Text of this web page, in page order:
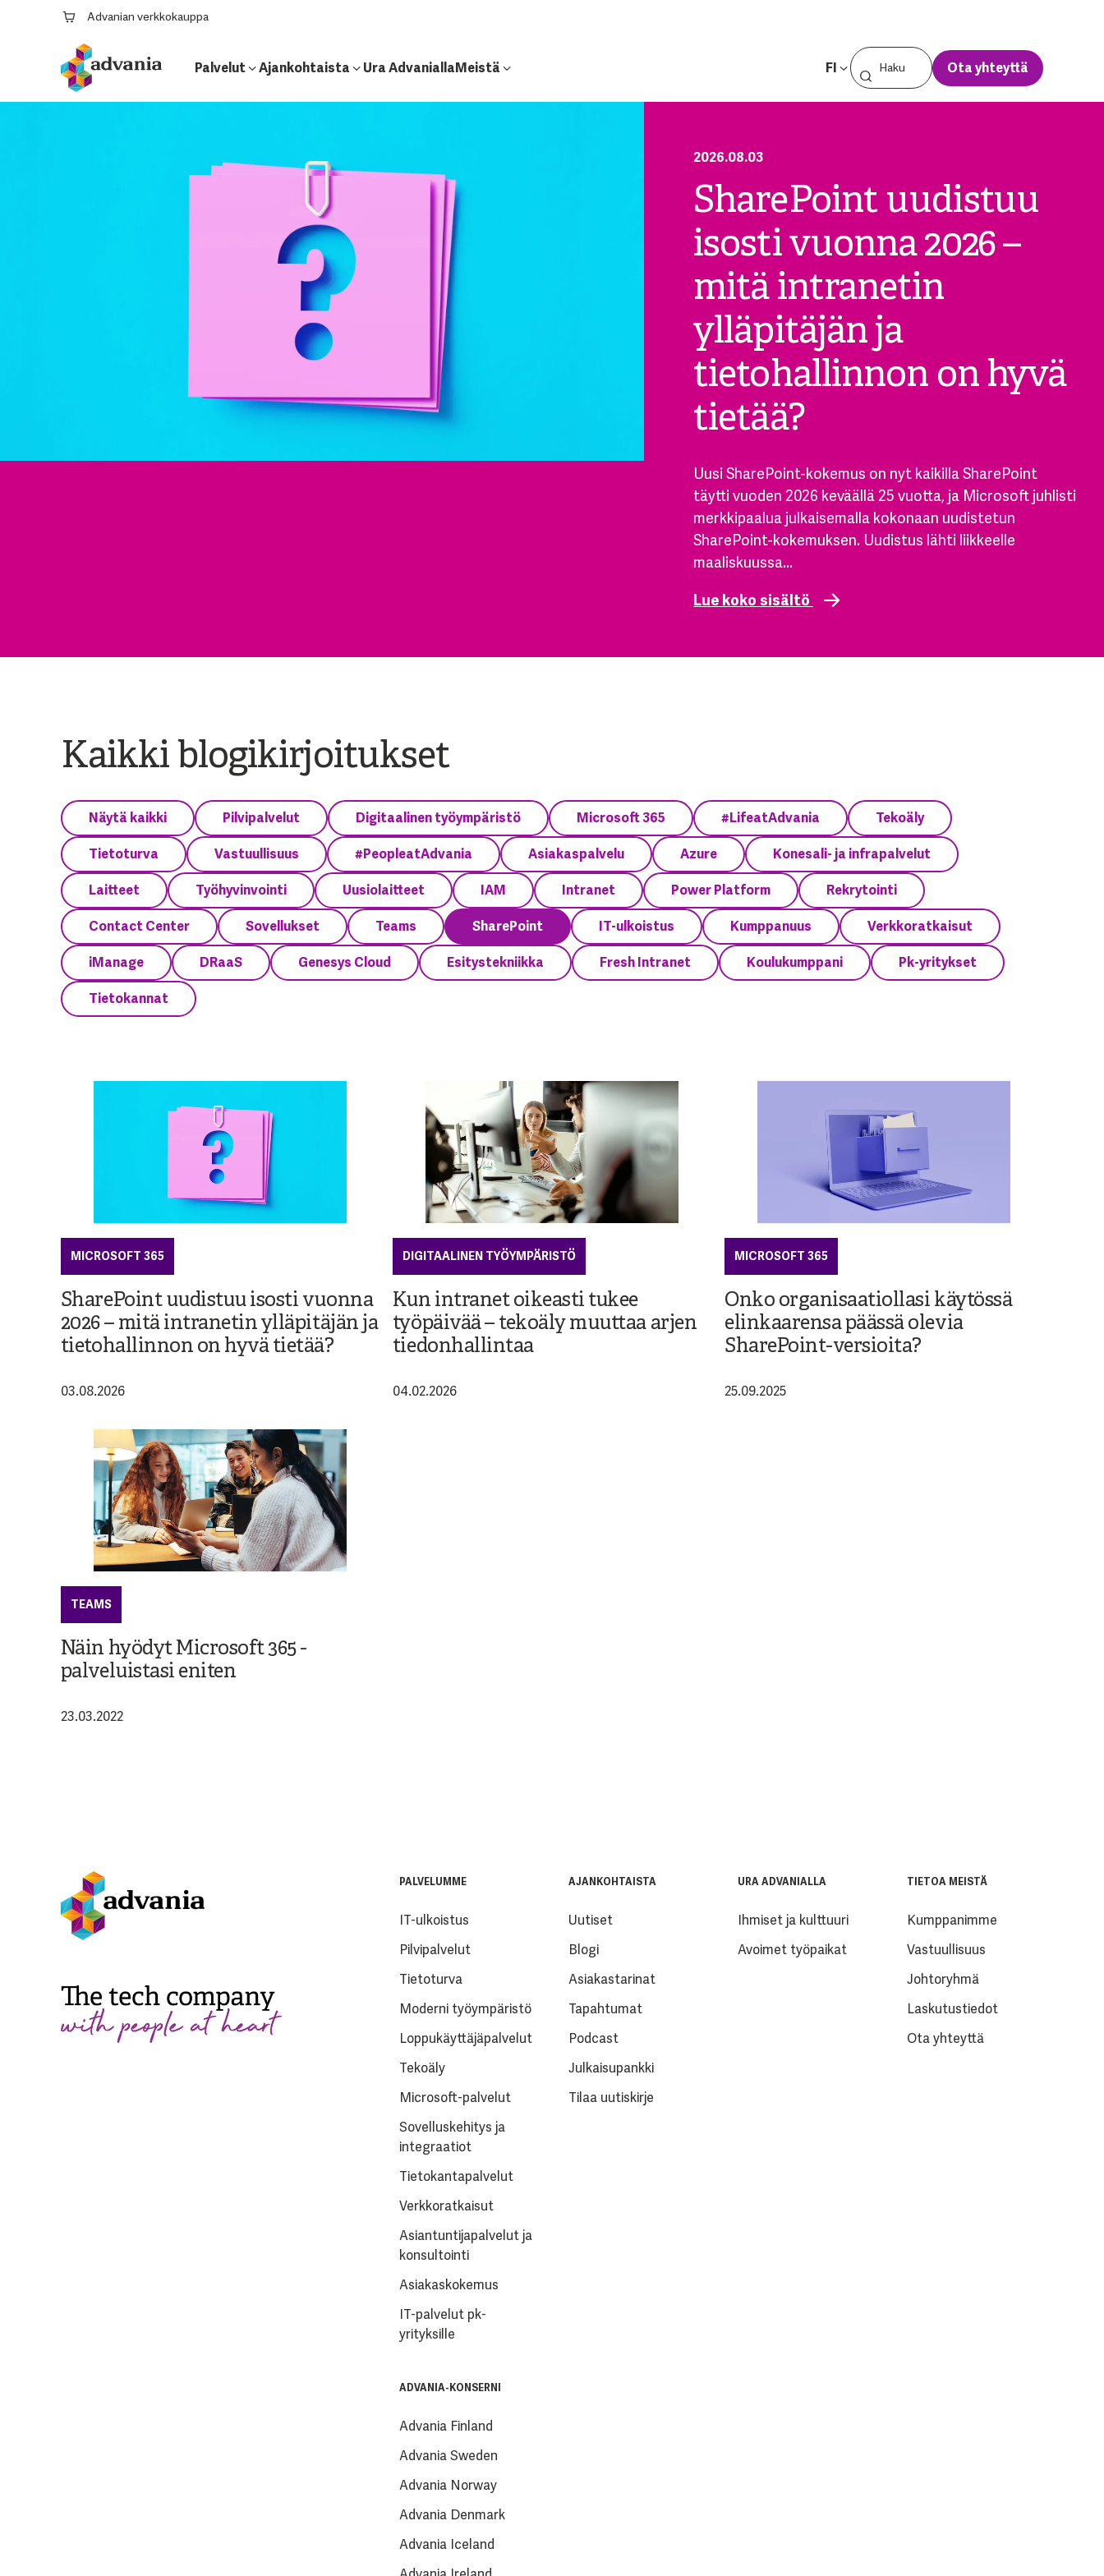
Advanian verkkokauppa
Palvelut Ajankohtaista Ura AdvaniallaMeistä FI Ota yhteyttä
2026.08.03
SharePoint uudistuu
isosti vuonna 2026 –
mitä intranetin
ylläpitäjän ja
tietohallinnon on hyvä
tietää?
Uusi SharePoint-kokemus on nyt kaikilla SharePoint
täytti vuoden 2026 keväällä 25 vuotta, ja Microsoft juhlisti
merkkipaalua julkaisemalla kokonaan uudistetun
SharePoint-kokemuksen. Uudistus lähti liikkeelle
maaliskuussa...
Lue koko sisältö
Kaikki blogikirjoitukset
Näytä kaikki Pilvipalvelut Digitaalinen työympäristö Microsoft 365 #LifeatAdvania Tekoäly
Tietoturva Vastuullisuus #PeopleatAdvania Asiakaspalvelu Azure Konesali- ja infrapalvelut
Laitteet Työhyvinvointi Uusiolaitteet IAM Intranet Power Platform Rekrytointi
Contact Center Sovellukset Teams SharePoint IT-ulkoistus Kumppanuus Verkkoratkaisut
iManage DRaaS Genesys Cloud Esitystekniikka Fresh Intranet Koulukumppani Pk-yritykset
Tietokannat
MICROSOFT 365
SharePoint uudistuu isosti vuonna
2026 – mitä intranetin ylläpitäjän ja
tietohallinnon on hyvä tietää?
03.08.2026
DIGITAALINEN TYÖYMPÄRISTÖ
Kun intranet oikeasti tukee
työpäivää – tekoäly muuttaa arjen
tiedonhallintaa
04.02.2026
MICROSOFT 365
Onko organisaatiollasi käytössä
elinkaarensa päässä olevia
SharePoint-versioita?
25.09.2025
TEAMS
Näin hyödyt Microsoft 365 -
palveluistasi eniten
23.03.2022
PALVELUMME
IT-ulkoistus
Pilvipalvelut
Tietoturva
Moderni työympäristö
Loppukäyttäjäpalvelut
Tekoäly
Microsoft-palvelut
Sovelluskehitys ja
integraatiot
Tietokantapalvelut
Verkkoratkaisut
Asiantuntijapalvelut ja
konsultointi
Asiakaskokemus
IT-palvelut pk-
yrityksille
AJANKOHTAISTA
Uutiset
Blogi
Asiakastarinat
Tapahtumat
Podcast
Julkaisupankki
Tilaa uutiskirje
URA ADVANIALLA
Ihmiset ja kulttuuri
Avoimet työpaikat
TIETOA MEISTÄ
Kumppanimme
Vastuullisuus
Johtoryhmä
Laskutustiedot
Ota yhteyttä
ADVANIA-KONSERNI
Advania Finland
Advania Sweden
Advania Norway
Advania Denmark
Advania Iceland